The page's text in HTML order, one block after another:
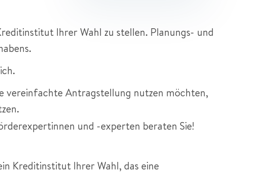
Ihrer Wahl zu stellen. Planungs- und
vereinfachte Antragstellung nutzen möchten,
und -experten beraten Sie!
Kreditinstitut Ihrer Wahl, das eine